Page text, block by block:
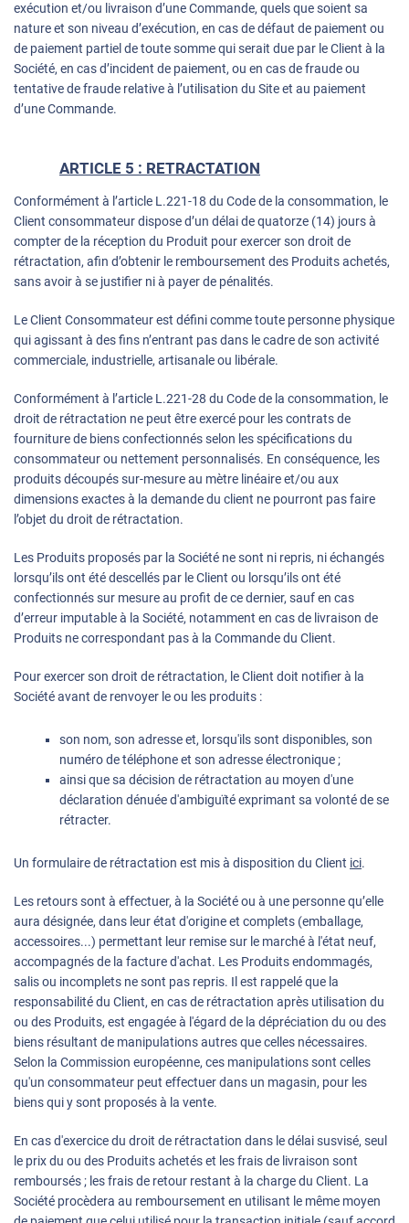
exécution et/ou livraison d’une Commande, quels que soient sa
nature et son niveau d’exécution, en cas de défaut de paiement ou
de paiement partiel de toute somme qui serait due par le Client à la
Société, en cas d’incident de paiement, ou en cas de fraude ou
tentative de fraude relative à l’utilisation du Site et au paiement
d’une Commande.
ARTICLE 5 : RETRACTATION
Conformément à l’article L.221-18 du Code de la consommation, le
Client consommateur dispose d’un délai de quatorze (14) jours à
compter de la réception du Produit pour exercer son droit de
rétractation, afin d’obtenir le remboursement des Produits achetés,
sans avoir à se justifier ni à payer de pénalités.
Le Client Consommateur est défini comme toute personne physique
qui agissant à des fins n’entrant pas dans le cadre de son activité
commerciale, industrielle, artisanale ou libérale.
Conformément à l’article L.221-28 du Code de la consommation, le
droit de rétractation ne peut être exercé pour les contrats de
fourniture de biens confectionnés selon les spécifications du
consommateur ou nettement personnalisés. En conséquence, les
produits découpés sur-mesure au mètre linéaire et/ou aux
dimensions exactes à la demande du client ne pourront pas faire
l’objet du droit de rétractation.
Les Produits proposés par la Société ne sont ni repris, ni échangés
lorsqu’ils ont été descellés par le Client ou lorsqu’ils ont été
confectionnés sur mesure au profit de ce dernier, sauf en cas
d’erreur imputable à la Société, notamment en cas de livraison de
Produits ne correspondant pas à la Commande du Client.
Pour exercer son droit de rétractation, le Client doit notifier à la
Société avant de renvoyer le ou les produits :
son nom, son adresse et, lorsqu'ils sont disponibles, son
numéro de téléphone et son adresse électronique ;
ainsi que sa décision de rétractation au moyen d'une
déclaration dénuée d'ambiguïté exprimant sa volonté de se
rétracter.
Un formulaire de rétractation est mis à disposition du Client ici.
Les retours sont à effectuer, à la Société ou à une personne qu’elle
aura désignée, dans leur état d'origine et complets (emballage,
accessoires...) permettant leur remise sur le marché à l'état neuf,
accompagnés de la facture d'achat. Les Produits endommagés,
salis ou incomplets ne sont pas repris. Il est rappelé que la
responsabilité du Client, en cas de rétractation après utilisation du
ou des Produits, est engagée à l'égard de la dépréciation du ou des
biens résultant de manipulations autres que celles nécessaires.
Selon la Commission européenne, ces manipulations sont celles
qu'un consommateur peut effectuer dans un magasin, pour les
biens qui y sont proposés à la vente.
En cas d'exercice du droit de rétractation dans le délai susvisé, seul
le prix du ou des Produits achetés et les frais de livraison sont
remboursés ; les frais de retour restant à la charge du Client. La
Société procèdera au remboursement en utilisant le même moyen